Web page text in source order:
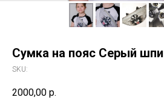
Сумка на пояс Серый
SKU:
2000,00 р.